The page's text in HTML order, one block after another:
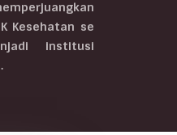
Kesehatan se
institusi